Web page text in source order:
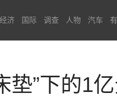
经济 国际 调查 人物 汽车
垫”下的1